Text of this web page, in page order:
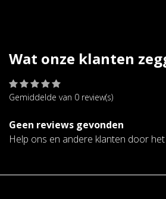
Wat onze klanten
Gemiddelde van 0 review(s)
Geen reviews gevonden
Help ons en andere klanten door